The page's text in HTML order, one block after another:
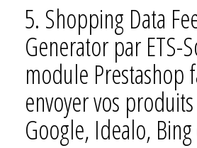
5. Shopping Data
Generator par ETS-
module Prestashop
envoyer vos
Google, Idealo,